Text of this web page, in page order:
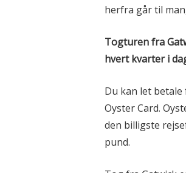
herfra går til
Togturen fra
hvert kvarter i
Du kan let
Oyster Card.
den billigste
pund.